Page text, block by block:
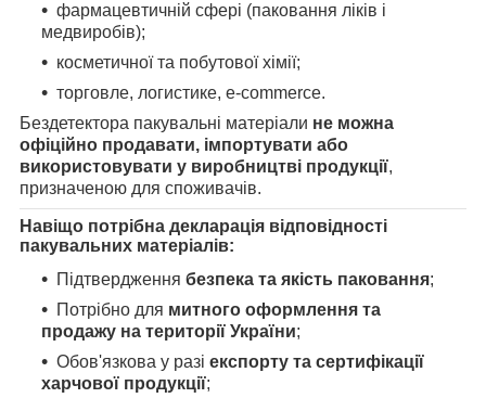
фармацевтичній сфері (паковання ліків і
медвиробів);
косметичної та побутової хімії;
торговле, логистике, e-commerce.
Бездетектора пакувальні матеріали не можна
офіційно продавати, імпортувати або
використовувати у виробництві продукції,
призначеною для споживачів.
Навіщо потрібна декларація відповідності
пакувальних матеріалів:
Підтвердження безпека та якість паковання;
Потрібно для митного оформлення та
продажу на території України;
Обов'язкова у разі експорту та сертифікації
харчової продукції;